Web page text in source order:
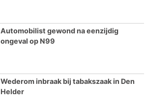
Automobilist gewond na eenzijdig
ongeval op N99
Wederom inbraak bij tabakszaak in Den
Helder